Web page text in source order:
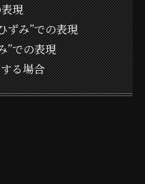
現
ずみ”での表現
”での表現
る場合